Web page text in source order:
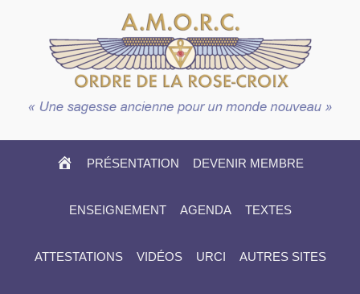
HOME
PRÉSENTATION DEVENIR MEMBRE
ENSEIGNEMENT AGENDA TEXTES
ATTESTATIONS VIDÉOS URCI AUTRES SITES